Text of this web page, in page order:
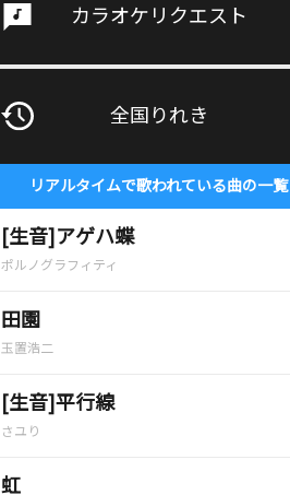
カラオケリクエスト
全国りれき
リアルタイムで歌われている曲の一覧
[生音]アゲハ蝶
ポルノグラフィティ
田園
玉置浩二
[生音]平行線
さユり
虹